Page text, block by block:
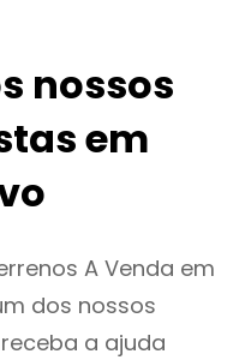
nossos
em
A Venda em
dos nossos
a ajuda